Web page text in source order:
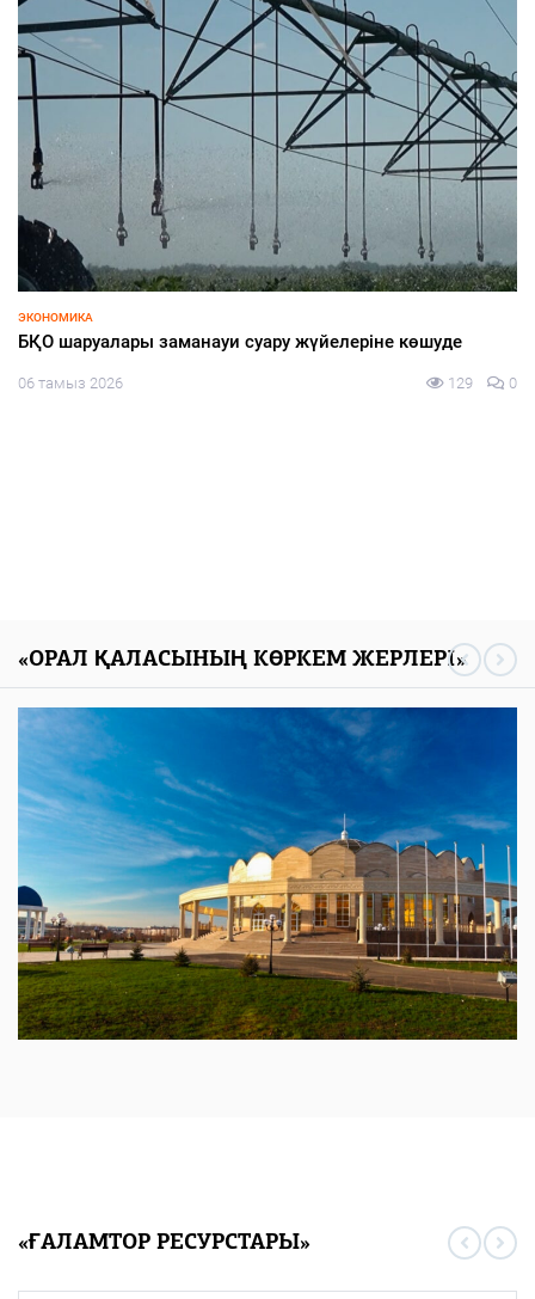
Экология, өндіріс және медицина: партиялардың сайлау
науқанында көтерген басты тақырыбы қандай?
05 тамыз 2026 143 0
«ОРАЛ ҚАЛАСЫНЫҢ КӨРКЕМ ЖЕРЛЕРІ»
«ҒАЛАМТОР РЕСУРСТАРЫ»